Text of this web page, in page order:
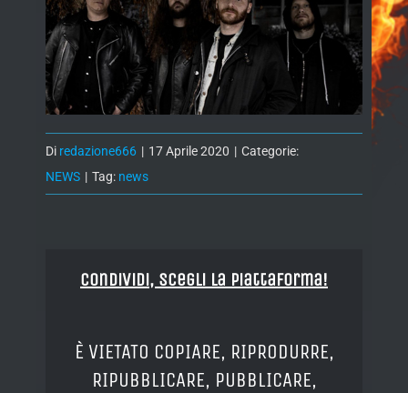
Di redazione666 | 17 Aprile 2020 | Categorie:
NEWS | Tag: news
Condividi, Scegli la piattaforma!
È VIETATO COPIARE, RIPRODURRE,
RIPUBBLICARE, PUBBLICARE,